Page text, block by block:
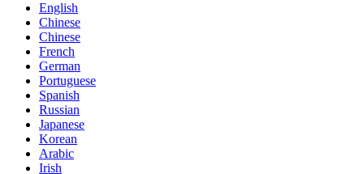
English
Chinese
Chinese
French
German
Portuguese
Spanish
Russian
Japanese
Korean
Arabic
Irish